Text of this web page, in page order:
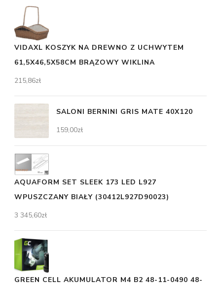
VIDAXL KOSZYK NA DREWNO Z UCHWYTEM
61,5X46,5X58CM BRĄZOWY WIKLINA
215,86zł
SALONI BERNINI GRIS MATE 40X120
159,00zł
AQUAFORM SET SLEEK 173 LED L927
WPUSZCZANY BIAŁY (30412L927D90023)
3 345,60zł
GREEN CELL AKUMULATOR M4 B2 48-11-0490 48-